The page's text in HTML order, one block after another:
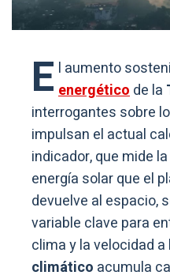
E l aumento
energéticode la
interrogantes sobre
impulsan el actual
indicador, que mide
energía solar que el
devuelve al espacio,
variable clave para
clima y la velocidad a
climático acumula